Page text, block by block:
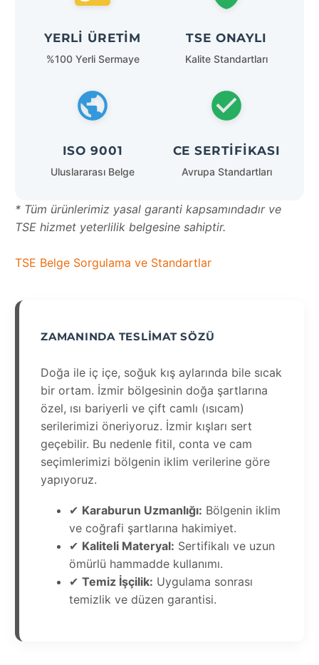
YERLI ÜRETIM
%100 Yerli Sermaye
TSE ONAYLI
Kalite Standartları
ISO 9001
Uluslararası Belge
CE SERTIFIKASI
Avrupa Standartları
* Tüm ürünlerimiz yasal garanti kapsamındadır ve
TSE hizmet yeterlilik belgesine sahiptir.
TSE Belge Sorgulama ve Standartlar
ZAMANINDA TESLIMAT SÖZÜ
Doğa ile iç içe, soğuk kış aylarında bile sıcak
bir ortam. İzmir bölgesinin doğa şartlarına
özel, ısı bariyerli ve çift camlı (ısıcam)
serilerimizi öneriyoruz. İzmir kışları sert
geçebilir. Bu nedenle fitil, conta ve cam
seçimlerimizi bölgenin iklim verilerine göre
yapıyoruz.
✔ Karaburun Uzmanlığı: Bölgenin iklim
ve coğrafi şartlarına hakimiyet.
✔ Kaliteli Materyal: Sertifikalı ve uzun
ömürlü hammadde kullanımı.
✔ Temiz İşçilik: Uygulama sonrası
temizlik ve düzen garantisi.